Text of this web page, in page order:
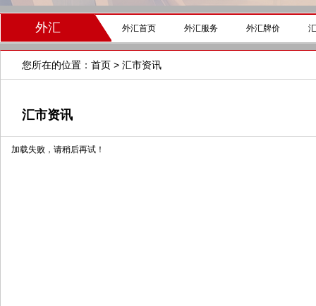
外汇 外汇首页 外汇服务 外汇牌价
您所在的位置： 首页 > 汇市资讯
汇市资讯
加载失败，请稍后再试！